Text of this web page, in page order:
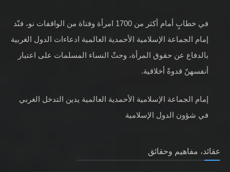
في خطابٍ أمام أكثر من 1700 امرأة وفتاة من الواقفات نو، فنّد
إمام الجماعة الإسلامية الأحمدية العالمية ادعاءات الدول الغربية
بالدفاع عن حقوق المرأة، وحثّ النساء المسلمات على اعتبار
أنفسهنّ قدوةً أخلاقية.
إمام الجماعة الإسلامية الأحمدية العالمية يدين التدخل الغربي
في شؤون الدول الإسلامية
عقائد، مفاهيم وحقائق